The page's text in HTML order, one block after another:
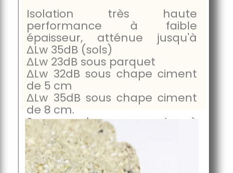
Isolation très haute
performance à faible
épaisseur, atténue jusqu'à
ΔLw 35dB (sols)
ΔLw 23dB sous parquet
ΔLw 32dB sous chape ciment
de 5 cm
ΔLw 35dB sous chape ciment
de 8 cm.
Sous-couche parquet à
moins de 20mm